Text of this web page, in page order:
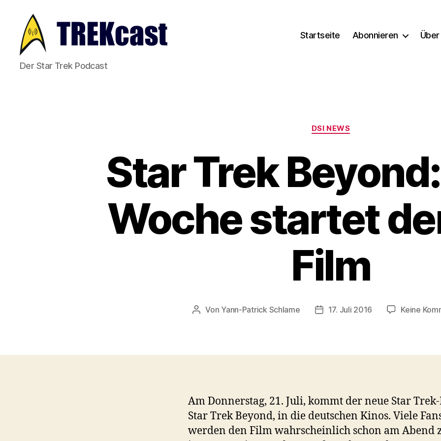
Trekcast
Der Star Trek Podcast
Startseite Abonnieren
Kategorien
DSI NEWS
Star Trek
Woche startet
Film
Beitragsautor
Von Yann-Patrick Schlame Veröffentlichungsdatum
17. Juli 2016 Keine
Am Donnerstag, 21. Juli, kommt der neue Star
Star Trek Beyond, in die deutschen Kinos. Viele
werden den Film wahrscheinlich schon am Abend